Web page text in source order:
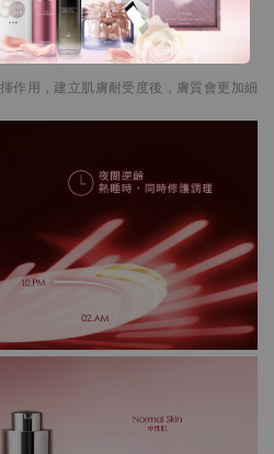
作用，建立肌膚耐受度後，膚質會更加細